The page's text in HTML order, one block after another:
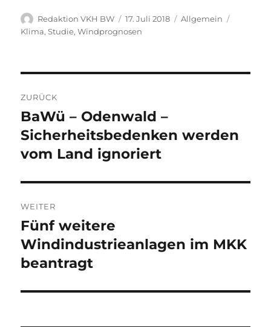
Autor
Redaktion VKH BW
Veröffentlicht
am
17. Juli 2018 Kategorien
Allgemein
Klima,Studie,Windprognosen
ZURÜCK
Vorheriger
Beitrag:
BaWü – Odenwald –
Sicherheitsbedenken werden
vom Land ignoriert
WEITER
Nächster
Beitrag:
Fünf weitere
Windindustrieanlagen im MKK
beantragt